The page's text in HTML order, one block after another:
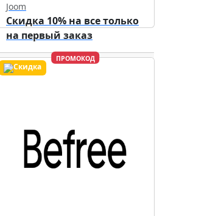
Joom
Скидка 10% на все только
на первый заказ
Действует до31.12.2026
ПРОМОКОД